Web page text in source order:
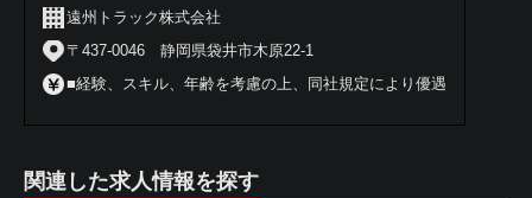
遠州トラック株式会社
〒437-0046 静岡県袋井市木原22-1
■経験、スキル、年齢を考慮の上、同社規定により優遇
関連した求人情報を探す